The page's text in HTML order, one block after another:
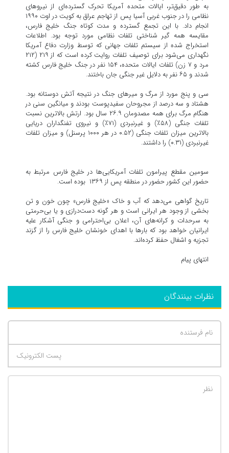
به طور دقیق‌تر، ایالات متحده آمریکا تحرک گسترده‌ای از نیروهای
نظامی را در جنوب غربی آسیا پس از تهاجم عراق به کویت در اوت ۱۹۹۰
انجام داد. با این تجمع گسترده و مدت کوتاه جنگ خلیج فارس،
مقایسه همه گیر شناختی تلفات نظامی مورد توجه بود. اطلاعات
استخراج شده از سیستم تلفات جهانی که توسط وزارت دفاع آمریکا
نگهداری می‌شود برای توصیف تلفات روایت کرده است که از ۲۱۹ (۲۱۲
مرد و ۷ زن) تلفات ایالات متحده، ۱۵۴ نفر در جنگ خلیج فارس کشته
شدند و ۶۵ نفر به دلایل غیر جنگی جان باختند.
سی و پنج مورد از مرگ و میرهای جنگ در نتیجه آتش دوستانه بود.
هشتاد و سه درصد از مجروحان سفیدپوست بودند و میانگین سنی در
هنگام مرگ برای همه مصدومان ۲۶.۹ سال بود. ارتش بالاترین نسبت
تلفات جنگی (۵۸٪) و غیرنبردی (۷۱٪) و نیروی تفنگداران دریایی
بالاترین میزان تلفات جنگی (۰.۵۲ در هر ۱۰۰۰ پرسنل) و میزان تلفات
غیرنبردی (۰.۳۱) را داشتند.
سومین مقطع پیرامون تلفات آمریکایی‌ها در خلیج فارس مرتبط به
حضور این کشور حضور در منطقه پس از ۱۳۶۹ بوده است.
تاریخ گواهی می‌دهد که آب و خاک «خلیج فارس» چون خون و تن
بخشی از وجود هر ایرانی است و هر گونه دست‌درازی و یا بی‌حرمتی
به سرحدات و کرانه‌های آن، اعلان بی‌احترامی و جنگی آشکار علیه
ایرانیان خواهد بود که بارها با اهدای خونشان خلیج فارس را از گزند
تجزیه و اشغال حفظ کرده‌اند.
انتهای پیام
نظرات بینندگان